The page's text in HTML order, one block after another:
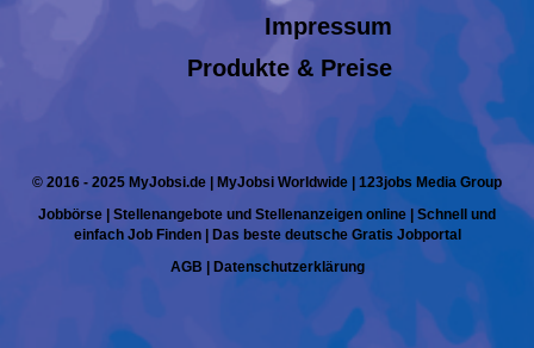
Impressum
Produkte & Preise
© 2016 - 2025 MyJobsi.de | MyJobsi Worldwide | 123jobs Media Group
Jobbörse | Stellenangebote und Stellenanzeigen online | Schnell und
einfach Job Finden | Das beste deutsche Gratis Jobportal
AGB
Datenschutzerklärung